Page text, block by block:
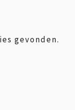
gevonden.